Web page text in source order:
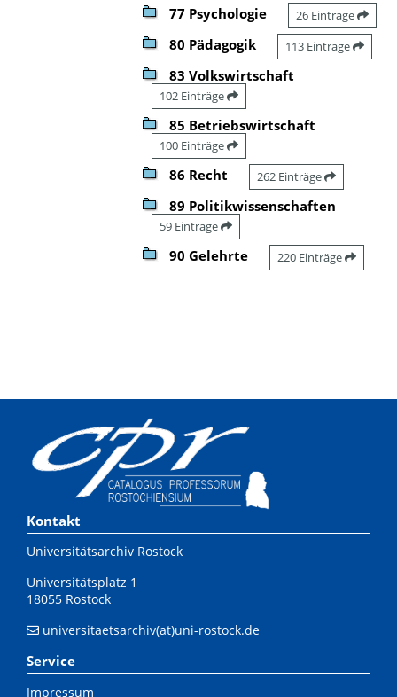
77 Psychologie 26 Einträge
80 Pädagogik 113 Einträge
83 Volkswirtschaft
102 Einträge
85 Betriebswirtschaft
100 Einträge
86 Recht 262 Einträge
89 Politikwissenschaften
59 Einträge
90 Gelehrte 220 Einträge
Kontakt
Universitätsarchiv Rostock
Universitätsplatz 1
18055 Rostock
universitaetsarchiv(at)uni-rostock.de
Service
Impressum